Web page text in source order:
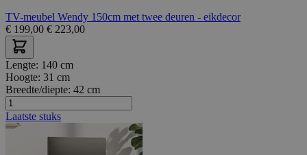
TV-meubel Wendy 150cm met twee deuren - eikdecor
€ 199,00 € 223,00
Lengte: 140 cm
Hoogte: 31 cm
Breedte/diepte: 42 cm
Laatste stuks